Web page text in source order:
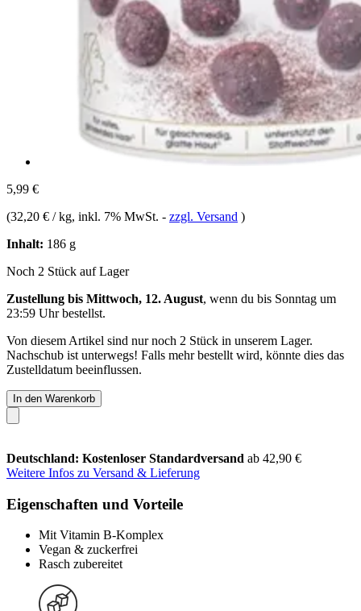
5,99 €
(32,20 € / kg, inkl. 7% MwSt. - zzgl. Versand )
Inhalt: 186 g
Noch 2 Stück auf Lager
Zustellung bis Mittwoch, 12. August, wenn du bis Sonntag um
23:59 Uhrbestellst.
Von diesem Artikel sind nur noch 2 Stück in unserem Lager.
Nachschub ist unterwegs! Falls mehr bestellt wird, könnte dies das
Zustelldatum beeinflussen.
In den Warenkorb
Deutschland: Kostenloser Standardversand ab 42,90 €
Weitere Infos zu Versand & Lieferung
Eigenschaften und Vorteile
Mit Vitamin B-Komplex
Vegan & zuckerfrei
Rasch zubereitet